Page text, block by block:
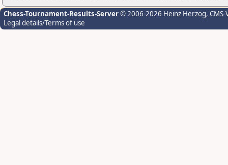
Chess-Tournament-Results-Server© 2006-2026 Heinz Herzog,
Legal details/Terms of use